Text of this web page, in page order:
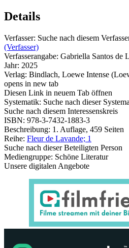
Details
Verfasser: Suche nach diesem
(Verfasser)
Verfasserangabe: Gabriella Santos de
Jahr: 2025
Verlag: Bindlach, Loewe Intense
opens in new tab
Diesen Link in neuem Tab öffnen
Systematik: Suche nach dieser
Suche nach diesem Interessenskreis
ISBN: 978-3-7432-1883-3
Beschreibung: 1. Auflage, 459 Seiten
Reihe: Fleur de Lavande; 1
Suche nach dieser Beteiligten Person
Mediengruppe: Schöne Literatur
Unsere digitalen Angebote